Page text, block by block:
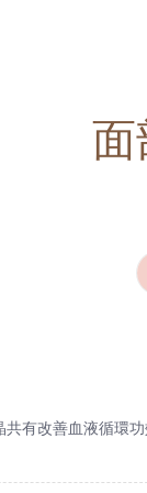
面
有改善血液循環功